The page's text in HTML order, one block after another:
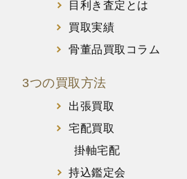
目利き査定とは
買取実績
骨董品買取コラム
3つの買取方法
出張買取
宅配買取
掛軸宅配
持込鑑定会